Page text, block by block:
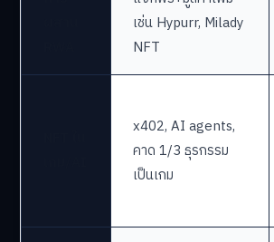
เช่น Hypurr, Milady
NFT
x402, AI agents,
คาด 1/3 ธุรกรรม
เป็นเกม